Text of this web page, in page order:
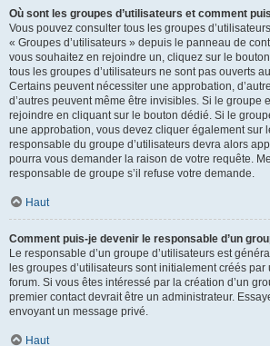
Où sont les groupes d’utilisateurs et comment
Vous pouvez consulter tous les groupes
« Groupes d’utilisateurs » depuis le panneau de
vous souhaitez en rejoindre un, cliquez sur le
tous les groupes d’utilisateurs ne sont pas ouverts
Certains peuvent nécessiter une approbation,
d’autres peuvent même être invisibles. Si le groupe
rejoindre en cliquant sur le bouton dédié. Si le
une approbation, vous devez cliquer également sur
responsable du groupe d’utilisateurs devra alors
pourra vous demander la raison de votre requête.
responsable de groupe s’il refuse votre demande.
Haut
Comment puis-je devenir le responsable d’un
Le responsable d’un groupe d’utilisateurs est
les groupes d’utilisateurs sont initialement créés
forum. Si vous êtes intéressé par la création d’un
premier contact devrait être un administrateur.
envoyant un message privé.
Haut